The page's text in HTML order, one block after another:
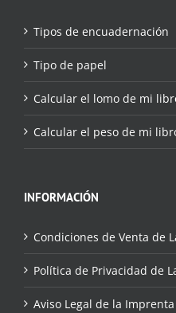
Tipos de encuadernación
Tipo de papel
Calcular el lomo de mi
Calcular el peso de mi
INFORMACIÓN
Condiciones de Venta de
Política de Privacidad de
Aviso Legal de la Imprenta